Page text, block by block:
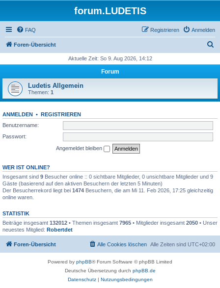
forum.LUDETIS
FAQ Anmelden
Registrieren
Foren-Übersicht
h
Aktuelle Zeit: So 9. Aug 2026, 14:12
Forum
Ludetis Allgemein
Themen: 1
ANMELDEN • REGISTRIEREN
Benutzername:
Passwort:
Angemeldet bleiben
WER IST ONLINE?
Insgesamt sind 9 Besucher online :: 0 sichtbare Mitglieder, 0 unsichtbare Mitglieder und 9
Gäste (basierend auf den aktiven Besuchern der letzten 5 Minuten)
Der Besucherrekord liegt bei 1474 Besuchern, die am Mi 11. Feb 2026, 17:25 gleichzeitig
online waren.
STATISTIK
Beiträge insgesamt 132012 • Themen insgesamt 7965 • Mitglieder insgesamt 2050 • Unser
neuestes Mitglied: Robertdet
Foren-Übersicht Alle Zeiten sind UTC+02:00
Alle Cookies löschen
Powered by phpBB® Forum Software © phpBB Limited
Deutsche Übersetzung durch phpBB.de
Datenschutz| Nutzungsbedingungen